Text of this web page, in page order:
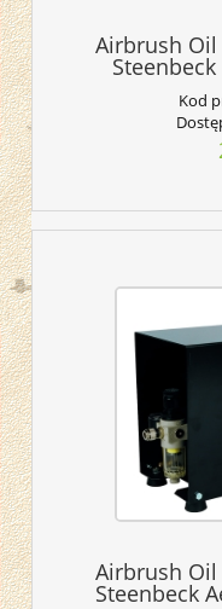
Airbrush
Steenbeck
Kod
Airbrush
Steenbeck